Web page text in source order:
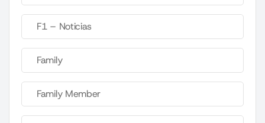
F1 – Noticias
Family
Family Member